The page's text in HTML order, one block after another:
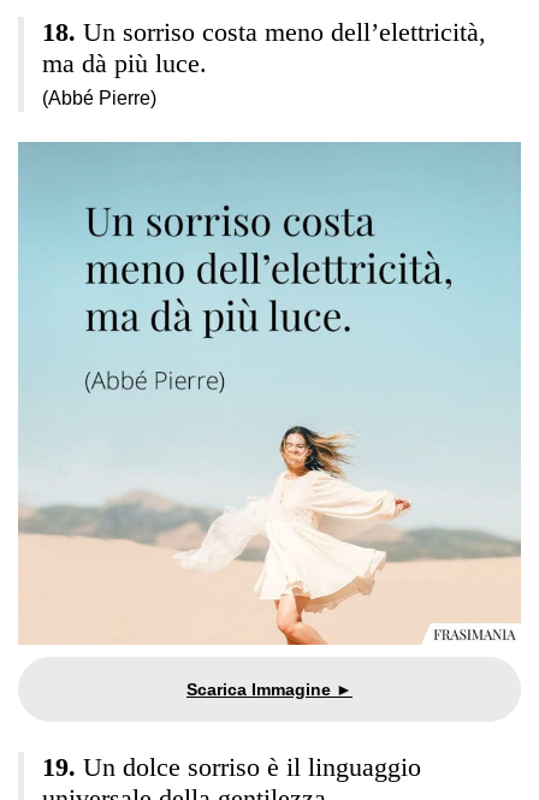
Un sorriso costa meno dell’elettricità,
ma dà più luce.
(Abbé Pierre)
Un dolce sorriso è il linguaggio